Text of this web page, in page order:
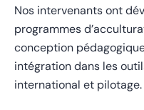
Nos intervenants ont
programmes
conception
intégration dans les
international et pilotage.